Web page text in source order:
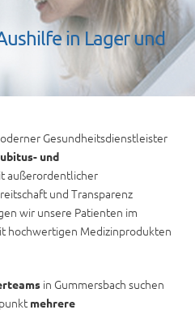
in Lager und
Gesundheitsdienstleister
und
außerordentlicher
und Transparenz
wir unsere Patienten im
hochwertigen Medizinprodukten
in Gummersbach suchen
mehrere